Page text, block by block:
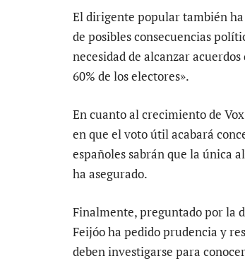
El dirigente popular también
de posibles consecuencias
necesidad de alcanzar
60% de los electores».
En cuanto al crecimiento de
en que el voto útil acabará
españoles sabrán que la única
ha asegurado.
Finalmente, preguntado por la
Feijóo ha pedido prudencia y
deben investigarse para